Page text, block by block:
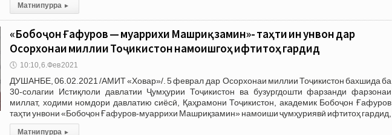
Матни пурра ▸
«Бобоҷон Ғафуров — муаррихи Машриқзамин»- таҳти ин унвон дар
Осорхонаи миллии Тоҷикистон намоишгоҳ ифтитоҳ гардид
🕔 10:10, 6.Фев 2021
ДУШАНБЕ, 06.02.2021 /АМИТ «Ховар»/. 5 феврал дар Осорхонаи миллии Тоҷикистон бахшида ба
30-солагии Истиқлоли давлатии Ҷумҳурии Тоҷикистон ва бузургдошти фарзанди фарзонаи
миллат, ходими номдори давлатию сиёсӣ, Қаҳрамони Тоҷикистон, академик Бобоҷон Ғафуров
таҳти унвони «Бобоҷон Ғафуров-муаррихи Машриқзамин» намоиши ҷумҳуриявӣ ифтитоҳ гардид,
Матни пурра ▸